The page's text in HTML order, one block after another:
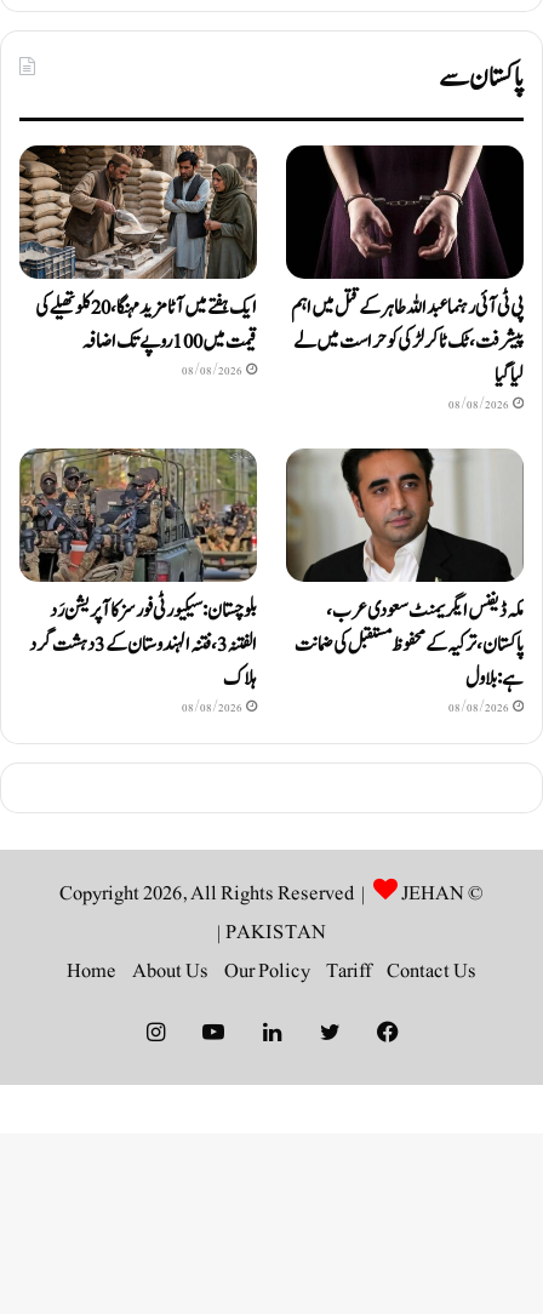
پاکستان سے
پی ٹی آئی رہنما عبداللہ طاہر کے قتل میں اہم
پیشرفت، ٹک ٹاکر لڑکی کو حراست میں لے
لیا گیا
08/08/2026
ایک ہفتے میں آٹا مزید مہنگا، 20 کلو تھیلے کی
قیمت میں 100 روپے تک اضافہ
08/08/2026
مکہ ڈیفنس ایگریمنٹ سعودی عرب،
پاکستان، ترکیہ کے محفوظ مستقبل کی ضمانت
ہے: بلاول
08/08/2026
بلوچستان: سیکیورٹی فورسز کا آپریشن رَد
الفتنہ 3، فتنہ الہندوستان کے 3 دہشت گرد
ہلاک
08/08/2026
© Copyright 2026, All Rights Reserved |
JEHAN
PAKISTAN
|
Contact Us
Tariff
Our Policy
About Us
Home
Facebook
Twitter
LinkedIn
YouTube
Instagram